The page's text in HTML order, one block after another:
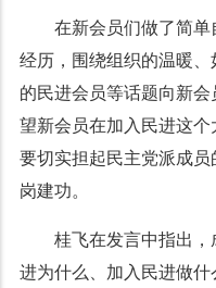
在新会员们做了简
经历，围绕组织的温暖
的民进会员等话题向新
望新会员在加入民进这
要切实担起民主党派成
岗建功。
桂飞在发言中指出，
进为什么、加入民进做